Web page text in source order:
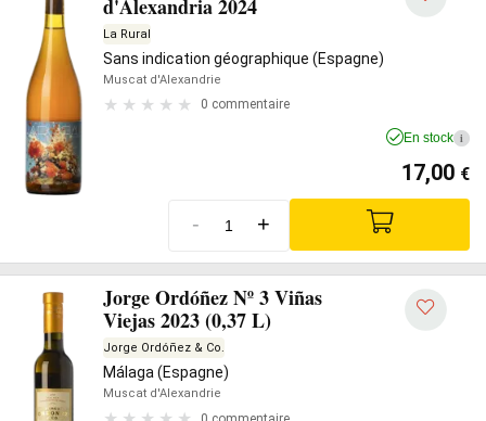
d'Alexandria 2024
La Rural
Sans indication géographique (Espagne)
Muscat d'Alexandrie
0 commentaire
En stock i
17,00 €
- +
Jorge Ordóñez Nº 3 Viñas
Viejas 2023 (0,37 L)
Jorge Ordóñez & Co.
Málaga (Espagne)
Muscat d'Alexandrie